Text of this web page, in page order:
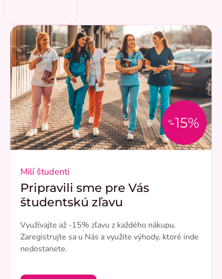
až-15%
Milí študenti
Pripravili sme pre Vás
študentskú zľavu
Využívajte až -15% zľavu z každého nákupu.
Zaregistrujte sa u Nás a využite výhody, ktoré inde
nedostanete.